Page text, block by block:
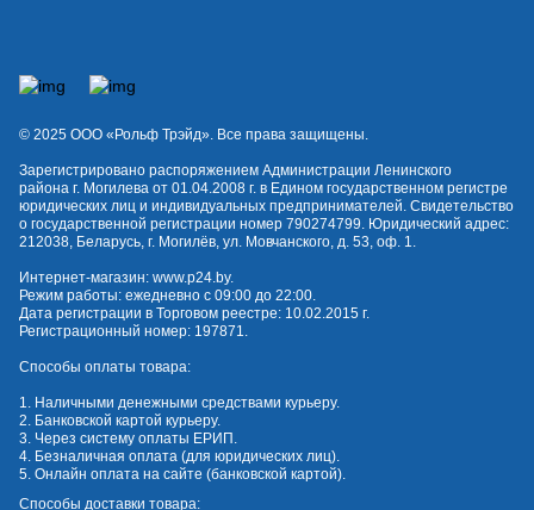
© 2025 OOO «Рольф Трэйд». Все права защищены.
Зарегистрировано распоряжением Администрации Ленинского
района г. Могилева от 01.04.2008 г. в Едином государственном регистре
юридических лиц и индивидуальных предпринимателей. Свидетельство
о государственной регистрации номер 790274799. Юридический адрес:
212038, Беларусь, г. Могилёв, ул. Мовчанского, д. 53, оф. 1.
Интернет-магазин: www.p24.by.
Режим работы: ежедневно с 09:00 до 22:00.
Дата регистрации в Торговом реестре: 10.02.2015 г.
Регистрационный номер: 197871.
Способы оплаты товара:
1. Наличными денежными средствами курьеру.
2. Банковской картой курьеру.
3. Через систему оплаты ЕРИП.
4. Безналичная оплата (для юридических лиц).
5. Онлайн оплата на сайте (банковской картой).
Способы доставки товара: